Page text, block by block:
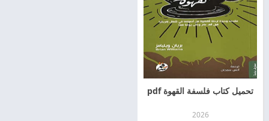
تحميل كتاب فلسفة القهوة pdf
2026